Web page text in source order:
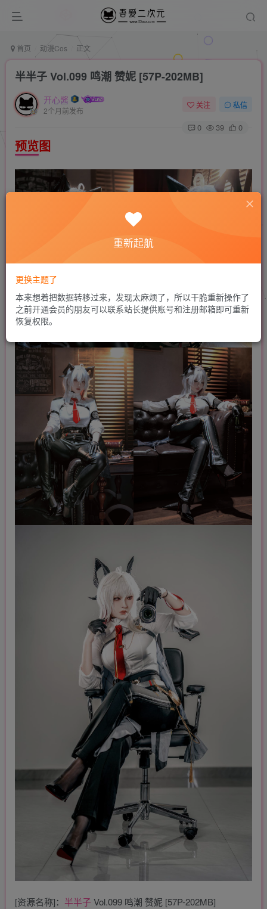
首页 动漫Cos 正文
半半子 Vol.099 鸣潮 赞妮 [57P-202MB]
开心酱
2个月前发布
关注 私信
0 39 0
预览图
[资源名称]： 半半子Vol.099 鸣潮 赞妮 [57P-202MB]
重新起航
更换主题了
本来想着把数据转移过来，发现太麻烦了，所以干脆重新操作了
之前开通会员的朋友可以联系站长提供账号和注册邮箱即可重新
恢复权限。